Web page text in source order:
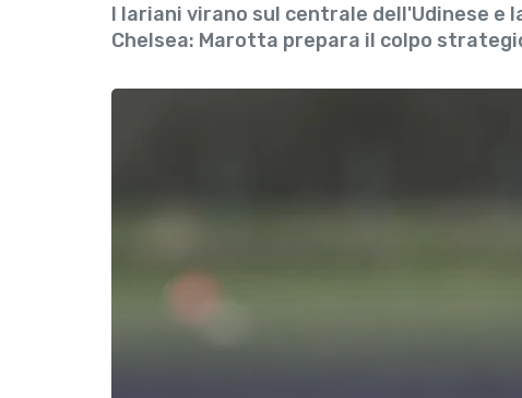
I lariani virano sul centrale dell'Udinese e
Chelsea: Marotta prepara il colpo